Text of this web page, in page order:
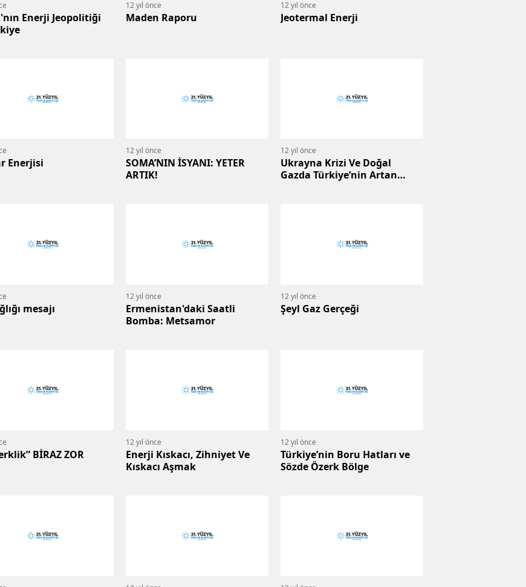
Enerji Jeopolitiği
12 yıl önce
Maden Raporu
12 yıl önce
Jeotermal Enerji
Enerjisi
12 yıl önce
SOMA’NIN İSYANI: YETER
ARTIK!
12 yıl önce
Ukrayna Krizi Ve Doğal
Gazda Türkiye’nin Artan
mesajı
12 yıl önce
Ermenistan'daki Saatli
Bomba: Metsamor
12 yıl önce
Şeyl Gaz Gerçeği
BİRAZ ZOR
12 yıl önce
Enerji Kıskacı, Zihniyet Ve
Kıskacı Aşmak
12 yıl önce
Türkiye’nin Boru Hatları ve
Sözde Özerk Bölge